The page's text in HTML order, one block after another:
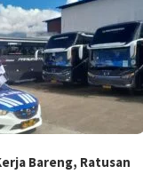
Bareng, Ratusan